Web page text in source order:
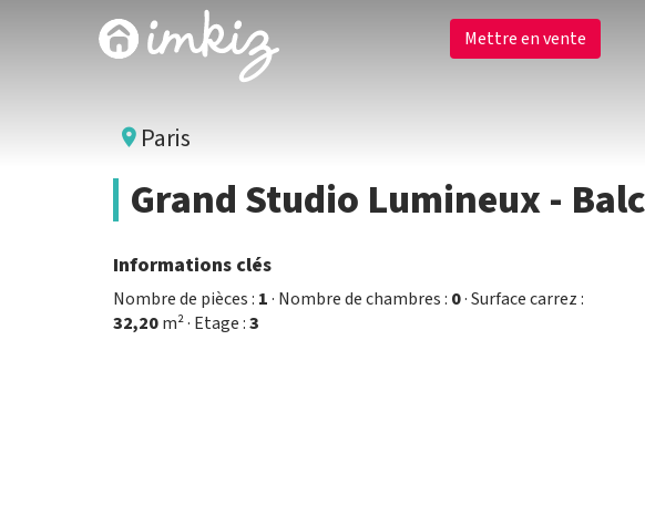
Mettre en vente
Paris
Grand Studio Lumineux -
Informations clés
Nombre de pièces : 1· Nombre de chambres : 0· Surface carrez :
32,20m² · Etage :3